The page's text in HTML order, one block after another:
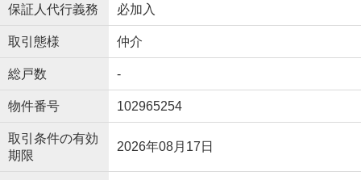
保証人代行義務 必加入
取引態様 仲介
総戸数 -
物件番号 102965254
取引条件の有効
期限
2026年08月17日